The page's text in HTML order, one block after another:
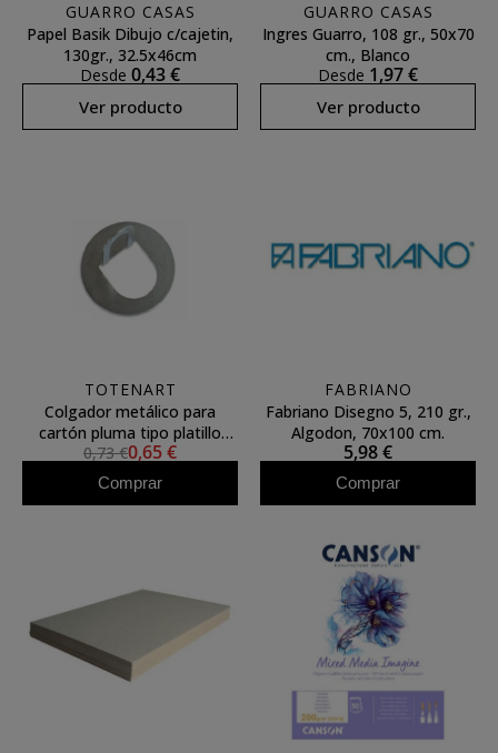
GUARRO CASAS
Papel Basik Dibujo c/cajetin,
130gr., 32.5x46cm
Desde 0,43 €
Ver producto
GUARRO CASAS
Ingres Guarro, 108 gr., 50x70
cm., Blanco
Desde 1,97 €
Ver producto
TOTENART
Colgador metálico para
cartón pluma tipo platillo
(unidad)
0,73 €0,65 €
Comprar
FABRIANO
Fabriano Disegno 5, 210 gr.,
Algodon, 70x100 cm.
5,98 €
Comprar